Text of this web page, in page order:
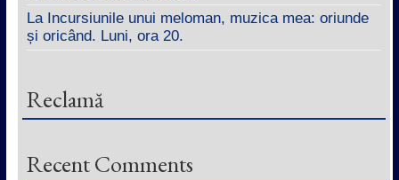
La Incursiunile unui meloman, muzica mea: oriunde
și oricând. Luni, ora 20.
Reclamă
Recent Comments